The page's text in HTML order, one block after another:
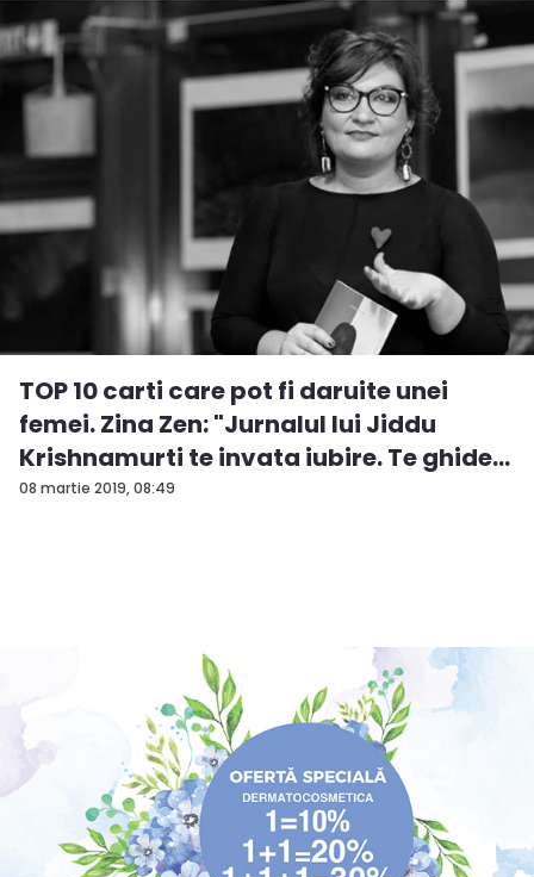
08 martie 2019, 08:49
TOP 10 carti care pot fi daruite unei
femei. Zina Zen: "Jurnalul lui Jiddu
Krishnamurti te invata iubire. Te ghide...